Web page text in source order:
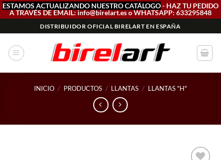
ESTAMOS ACTUALIZANDO NUESTRO CATÁLOGO- HAZ TU PEDIDO
A TRAVÉS DE EMAIL: info@birelart.es o WHATSAPP: 633295848
al
contenido
DISTRIBUIDOR OFICIAL BIRELART EN ESPAÑA
INICIO / PRODUCTOS / LLANTAS / LLANTAS "H"